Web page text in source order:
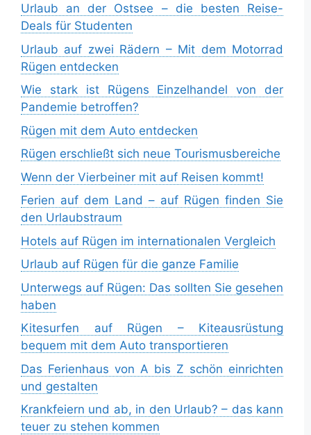
Urlaub an der Ostsee – die besten Reise-
Deals für Studenten
Urlaub auf zwei Rädern – Mit dem Motorrad
Rügen entdecken
Wie stark ist Rügens Einzelhandel von der
Pandemie betroffen?
Rügen mit dem Auto entdecken
Rügen erschließt sich neue Tourismusbereiche
Wenn der Vierbeiner mit auf Reisen kommt!
Ferien auf dem Land – auf Rügen finden Sie
den Urlaubstraum
Hotels auf Rügen im internationalen Vergleich
Urlaub auf Rügen für die ganze Familie
Unterwegs auf Rügen: Das sollten Sie gesehen
haben
Kitesurfen auf Rügen – Kiteausrüstung
bequem mit dem Auto transportieren
Das Ferienhaus von A bis Z schön einrichten
und gestalten
Krankfeiern und ab, in den Urlaub? – das kann
teuer zu stehen kommen